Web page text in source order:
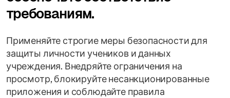
требованиям.
Применяйте строгие меры безопасности для
защиты личности учеников и данных
учреждения. Внедряйте ограничения на
просмотр, блокируйте несанкционированные
приложения и соблюдайте правила